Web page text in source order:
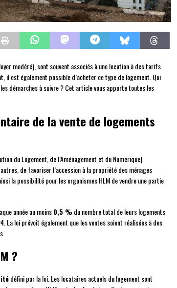
modéré), sont souvent associés à une location à des tarifs
il est également possible d’acheter ce type de logement. Qui
démarches à suivre ? Cet article vous apporte toutes les
de la vente de logements
du Logement, de l’Aménagement et du Numérique)
de favoriser l’accession à la propriété des ménages
la possibilité pour les organismes HLM de vendre une partie
année au moins0,5 % du nombre total de leurs logements
La loi prévoit également que les ventes soient réalisées à des
?
défini par la loi. Les locataires actuels du logement sont